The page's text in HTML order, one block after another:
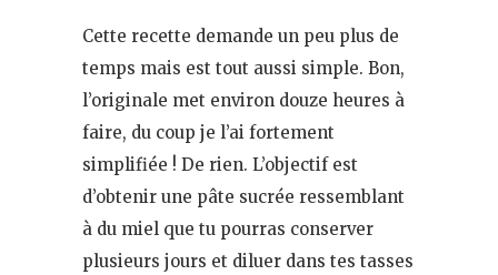
Cette recette demande un peu plus de
temps mais est tout aussi simple. Bon,
l’originale met environ douze heures à
faire, du coup je l’ai fortement
simplifiée ! De rien. L’objectif est
d’obtenir une pâte sucrée ressemblant
à du miel que tu pourras conserver
plusieurs jours et diluer dans tes tasses